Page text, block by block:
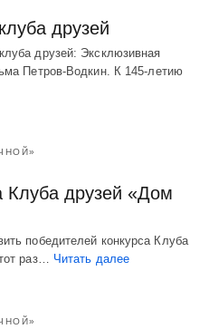
друзей
друзей: Эксклюзивная
Петров-Водкин. К 145-летию
Клуба друзей «Дом
победителей конкурса Клуба
раз… Читать далее